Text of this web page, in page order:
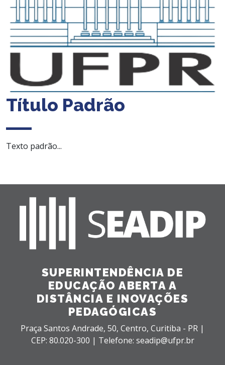
Título Padrão
Texto padrão...
SUPERINTENDÊNCIA DE
EDUCAÇÃO ABERTA A
DISTÂNCIA E INOVAÇÕES
PEDAGÓGICAS
Praça Santos Andrade, 50, Centro, Curitiba - PR |
CEP: 80.020-300 | Telefone: seadip@ufpr.br